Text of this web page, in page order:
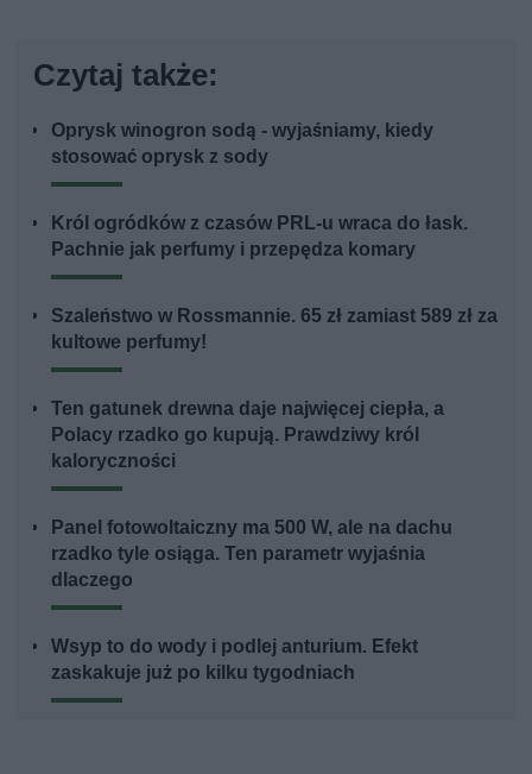
Czytaj także:
Oprysk winogron sodą - wyjaśniamy, kiedy
stosować oprysk z sody
Król ogródków z czasów PRL-u wraca do łask.
Pachnie jak perfumy i przepędza komary
Szaleństwo w Rossmannie. 65 zł zamiast 589 zł za
kultowe perfumy!
Ten gatunek drewna daje najwięcej ciepła, a
Polacy rzadko go kupują. Prawdziwy król
kaloryczności
Panel fotowoltaiczny ma 500 W, ale na dachu
rzadko tyle osiąga. Ten parametr wyjaśnia
dlaczego
Wsyp to do wody i podlej anturium. Efekt
zaskakuje już po kilku tygodniach